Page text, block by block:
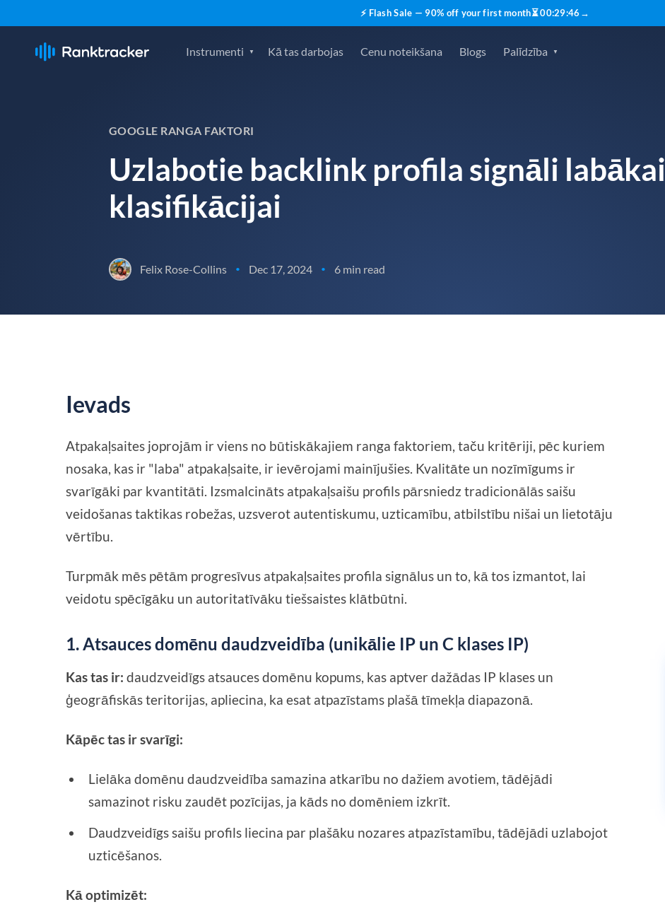
⚡ Flash Sale — 90% off your first month⏳00:29:45 →
Instrumenti Kā tas darbojas Cenu noteikšana Blogs Palīdzība
GOOGLE RANGA FAKTORI
Uzlabotie backlink profila signāli labākai
klasifikācijai
Felix Rose-Collins • Dec 17, 2024 • 6 min read
Ievads
Atpakaļsaites joprojām ir viens no būtiskākajiem ranga faktoriem, taču kritēriji, pēc kuriem
nosaka, kas ir "laba" atpakaļsaite, ir ievērojami mainījušies. Kvalitāte un nozīmīgums ir
svarīgāki par kvantitāti. Izsmalcināts atpakaļsaišu profils pārsniedz tradicionālās saišu
veidošanas taktikas robežas, uzsverot autentiskumu, uzticamību, atbilstību nišai un lietotāju
vērtību.
Turpmāk mēs pētām progresīvus atpakaļsaites profila signālus un to, kā tos izmantot, lai
veidotu spēcīgāku un autoritatīvāku tiešsaistes klātbūtni.
1. Atsauces domēnu daudzveidība (unikālie IP un C klases IP)
Kas tas ir: daudzveidīgs atsauces domēnu kopums, kas aptver dažādas IP klases un
ģeogrāfiskās teritorijas, apliecina, ka esat atpazīstams plašā tīmekļa diapazonā.
Kāpēc tas ir svarīgi:
Lielāka domēnu daudzveidība samazina atkarību no dažiem avotiem, tādējādi
samazinot risku zaudēt pozīcijas, ja kāds no domēniem izkrīt.
Daudzveidīgs saišu profils liecina par plašāku nozares atpazīstamību, tādējādi uzlabojot
uzticēšanos.
Kā optimizēt: